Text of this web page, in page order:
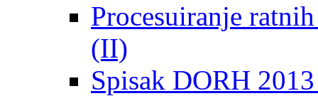
Procesuiranje
(II)
Spisak DORH